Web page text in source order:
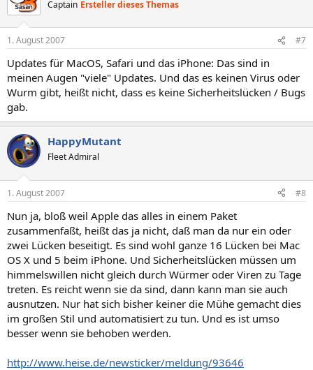
Captain Ersteller dieses Themas
1. August 2007 #7
Updates für MacOS, Safari und das iPhone: Das sind in
meinen Augen "viele" Updates. Und das es keinen Virus oder
Wurm gibt, heißt nicht, dass es keine Sicherheitslücken / Bugs
gab.
HappyMutant
Fleet Admiral
1. August 2007 #8
Nun ja, bloß weil Apple das alles in einem Paket
zusammenfaßt, heißt das ja nicht, daß man da nur ein oder
zwei Lücken beseitigt. Es sind wohl ganze 16 Lücken bei Mac
OS X und 5 beim iPhone. Und Sicherheitslücken müssen um
himmelswillen nicht gleich durch Würmer oder Viren zu Tage
treten. Es reicht wenn sie da sind, dann kann man sie auch
ausnutzen. Nur hat sich bisher keiner die Mühe gemacht dies
im großen Stil und automatisiert zu tun. Und es ist umso
besser wenn sie behoben werden.
http://www.heise.de/newsticker/meldung/93646